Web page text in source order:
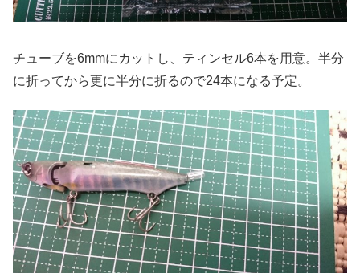
チューブを6mmにカットし、ティンセル6本を用意。半分
に折ってから更に半分に折るので24本になる予定。